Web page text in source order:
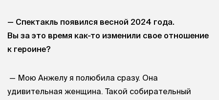
— Спектакль появился весной 2024 года.
Вы за это время как-то изменили свое отношение
к героине?
— Мою Анжелу я полюбила сразу. Она
удивительная женщина. Такой собирательный